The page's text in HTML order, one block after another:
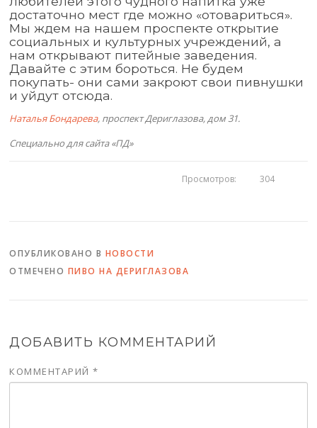
достаточно мест где можно «отовариться».
Мы ждем на нашем проспекте открытие
социальных и культурных учреждений, а
нам открывают питейные заведения.
Давайте с этим бороться. Не будем
покупать- они сами закроют свои пивнушки
и уйдут отсюда.
Наталья Бондарева, проспект Дериглазова, дом 31.
Специально для сайта «ПД»
Просмотров: 304
ОПУБЛИКОВАНО В НОВОСТИ
ОТМЕЧЕНО ПИВО НА ДЕРИГЛАЗОВА
ДОБАВИТЬ КОММЕНТАРИЙ
КОММЕНТАРИЙ*